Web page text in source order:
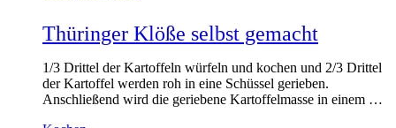
Thüringer Klöße selbst gemacht
1/3 Drittel der Kartoffeln würfeln und kochen und 2/3 Drittel
der Kartoffel werden roh in eine Schüssel gerieben.
Anschließend wird die geriebene Kartoffelmasse in einem …